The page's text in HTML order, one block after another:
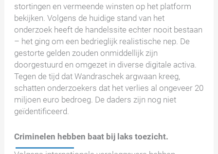
stortingen en vermeende winsten op het platform
bekijken. Volgens de huidige stand van het
onderzoek heeft de handelssite echter nooit bestaan
– het ging om een bedrieglijk realistische nep. De
gestorte gelden zouden onmiddellijk zijn
doorgestuurd en omgezet in diverse digitale activa.
Tegen de tijd dat Wandraschek argwaan kreeg,
schatten onderzoekers dat het verlies al ongeveer 20
miljoen euro bedroeg. De daders zijn nog niet
geïdentificeerd.
Criminelen hebben baat bij laks toezicht.